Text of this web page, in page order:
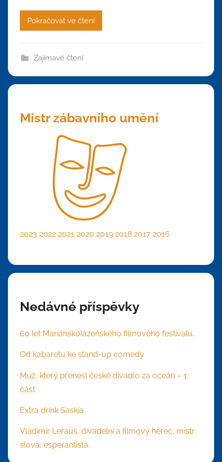
Pokračovat ve čtení
Zajímavé čtení
Mistr zábavního umění
2023 2022 2021 2020 2019 2018 2017 2016
Nedávné příspěvky
60 let Mariánskolázeňského filmového festivalu.
Od kabaretu ke stand-up comedy
Muž, který přenesl české divadlo za oceán – 1.
část
Extra drink Saskia
Vladimír Leraus, divadelní a filmový herec, mistr
slova, esperantista.